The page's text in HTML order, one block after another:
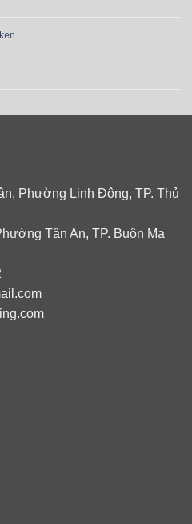
Phường Linh Đông, TP. Thủ
Tân An, TP. Buôn Ma